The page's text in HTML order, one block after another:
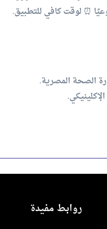
⏰ لوقت كافي للتطبيق.
الصحة المصرية.
روابط مفيدة